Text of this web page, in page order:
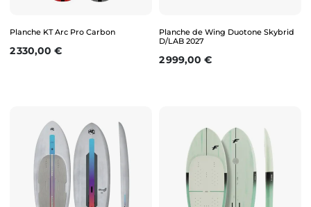
Planche KT Arc Pro Carbon
Prix
2 330,00 €
Planche de Wing Duotone Skybrid
D/LAB 2027
Prix
2 999,00 €